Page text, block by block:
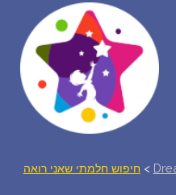
> חיפוש חלמתי שאני רואה